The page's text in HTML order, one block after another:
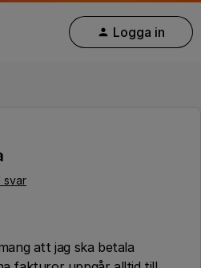
Logga in
svar
att jag ska betala